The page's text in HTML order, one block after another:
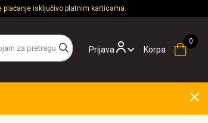
plaćanje isključivo platnim karticama.
Prijava Korpa